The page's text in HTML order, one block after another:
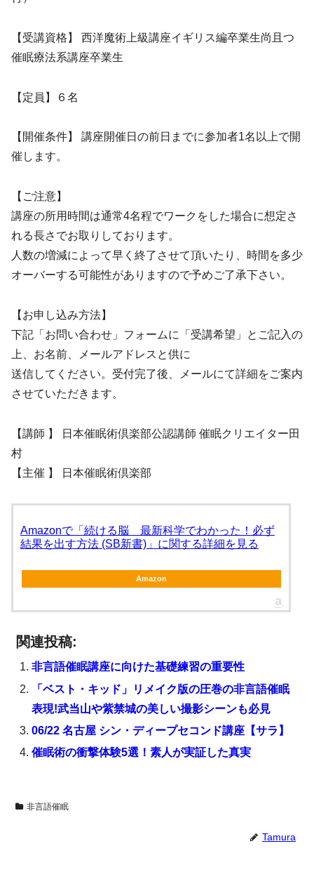
【受講資格】 西洋魔術上級講座イギリス編卒業生尚且つ
催眠療法系講座卒業生
【定員】６名
【開催条件】 講座開催日の前日までに参加者1名以上で開
催します。
【ご注意】
講座の所用時間は通常4名程でワークをした場合に想定さ
れる長さでお取りしております。
人数の増減によって早く終了させて頂いたり、時間を多少
オーバーする可能性がありますので予めご了承下さい。
【お申し込み方法】
下記「お問い合わせ」フォームに「受講希望」とご記入の
上、お名前、メールアドレスと供に
送信してください。受付完了後、メールにて詳細をご案内
させていただきます。
【講師 】 日本催眠術倶楽部公認講師 催眠クリエイター田
村
【主催 】 日本催眠術倶楽部
Amazonで「続ける脳 最新科学でわかった！必ず
結果を出す方法 (SB新書)」に関する詳細を見る
Amazon
関連投稿:
非言語催眠講座に向けた基礎練習の重要性
「ベスト・キッド」リメイク版の圧巻の非言語催眠
表現!武当山や紫禁城の美しい撮影シーンも必見
06/22 名古屋 シン・ディープセコンド講座【サラ】
催眠術の衝撃体験5選！素人が実証した真実
非言語催眠
Tamura